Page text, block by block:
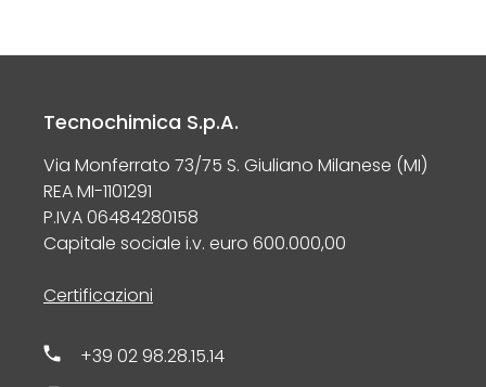
Tecnochimica S.p.A.
Via Monferrato 73/75 S. Giuliano Milanese (MI)
REA MI-1101291
P.IVA 06484280158
Capitale sociale i.v. euro 600.000,00
Certificazioni
+39 02 98.28.15.14